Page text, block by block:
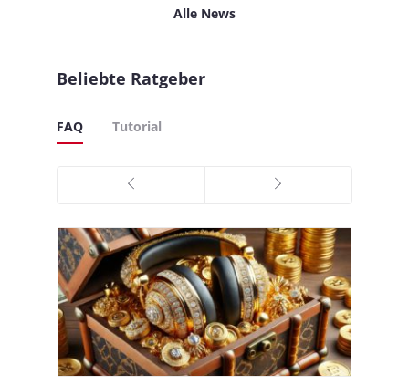
Alle News
Beliebte Ratgeber
FAQ Tutorial